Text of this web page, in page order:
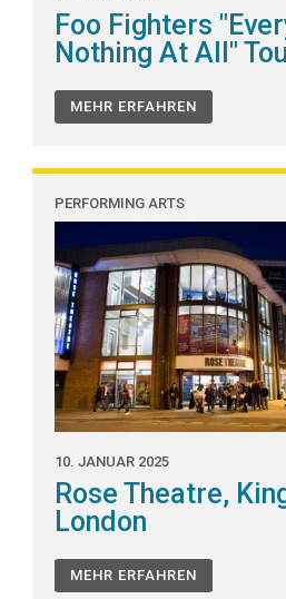
Foo Fighters
Nothing At All"
MEHR ERFAHREN
PERFORMING ARTS
10. JANUAR 2025
Rose Theatre,
London
MEHR ERFAHREN